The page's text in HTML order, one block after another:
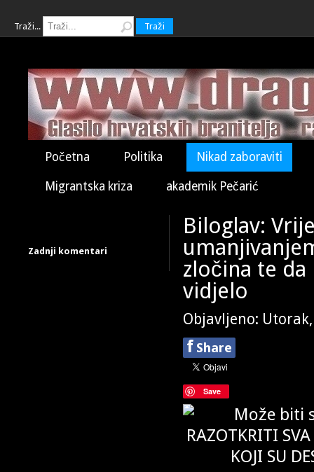
Traži... Traži
Početna Politika Nikad zaboraviti
Migrantska kriza akademik Pečarić
Zadnji komentari
Biloglav:
zločina te da
vidjelo
Objavljeno:
f Share
Save